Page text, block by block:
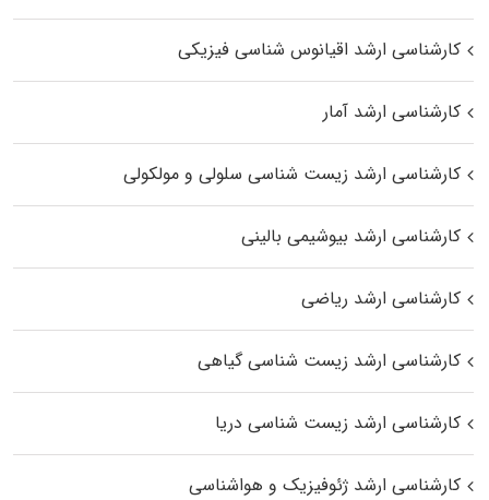
کارشناسی ارشد اقیانوس‌ شناسی فیزیکی
کارشناسی ارشد آمار
کارشناسی ارشد زیست شناسی سلولی و مولکولی
کارشناسی ارشد بیوشیمی بالینی
کارشناسی ارشد ریاضی
کارشناسی ارشد زیست‌ شناسی گیاهی
کارشناسی ارشد زیست‌ شناسی دریا
کارشناسی ارشد ژئوفیزیک و هواشناسی